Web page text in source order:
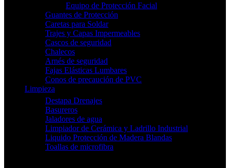
Equipo de Protección Facial
Guantes de Protección
Caretas para Soldar
Trajes y Capas Impermeables
Cascos de seguridad
Chalecos
Arnés de seguridad
Fajas Elásticas Lumbares
Conos de precaución de PVC
Limpieza
Destapa Drenajes
Basureros
Jaladores de agua
Limpiador de Cerámica y Ladrillo Industrial
Liquido Protección de Madera Blandas
Toallas de microfibra